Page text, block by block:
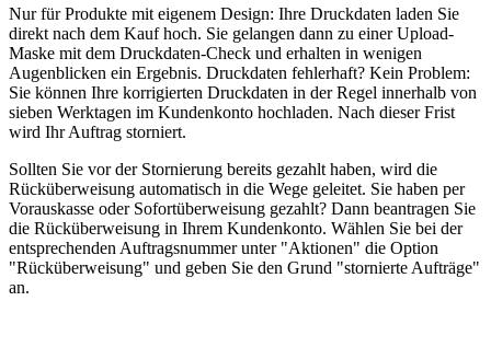
Nur für Produkte mit eigenem Design: Ihre Druckdaten laden Sie
direkt nach dem Kauf hoch. Sie gelangen dann zu einer Upload-
Maske mit dem Druckdaten-Check und erhalten in wenigen
Augenblicken ein Ergebnis. Druckdaten fehlerhaft? Kein Problem:
Sie können Ihre korrigierten Druckdaten in der Regel innerhalb von
sieben Werktagen im Kundenkonto hochladen. Nach dieser Frist
wird Ihr Auftrag storniert.
Sollten Sie vor der Stornierung bereits gezahlt haben, wird die
Rücküberweisung automatisch in die Wege geleitet. Sie haben per
Vorauskasse oder Sofortüberweisung gezahlt? Dann beantragen Sie
die Rücküberweisung in Ihrem Kundenkonto. Wählen Sie bei der
entsprechenden Auftragsnummer unter "Aktionen" die Option
"Rücküberweisung" und geben Sie den Grund "stornierte Aufträge"
an.